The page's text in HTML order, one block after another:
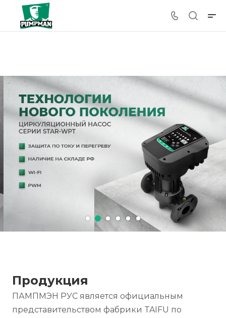
Продукция
ПАМПМЭН РУС является официальным
представительством фабрики TAIFU по